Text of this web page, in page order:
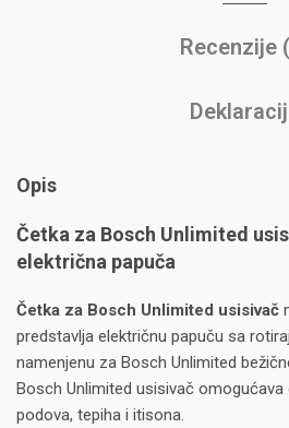
Recenzije
Opis
Četka za Bosch Unlimited
električna papuča
Četka za Bosch Unlimited usisivač
predstavlja električnu papuču sa
namenjenu za Bosch Unlimited
Bosch Unlimited usisivač
podova, tepiha i itisona.